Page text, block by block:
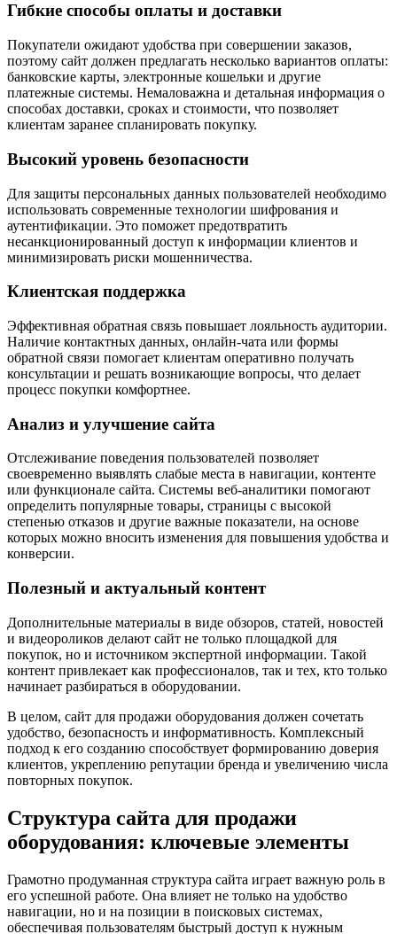
Гибкие способы оплаты и доставки
Покупатели ожидают удобства при совершении заказов,
поэтому сайт должен предлагать несколько вариантов оплаты:
банковские карты, электронные кошельки и другие
платежные системы. Немаловажна и детальная информация о
способах доставки, сроках и стоимости, что позволяет
клиентам заранее спланировать покупку.
Высокий уровень безопасности
Для защиты персональных данных пользователей необходимо
использовать современные технологии шифрования и
аутентификации. Это поможет предотвратить
несанкционированный доступ к информации клиентов и
минимизировать риски мошенничества.
Клиентская поддержка
Эффективная обратная связь повышает лояльность аудитории.
Наличие контактных данных, онлайн-чата или формы
обратной связи помогает клиентам оперативно получать
консультации и решать возникающие вопросы, что делает
процесс покупки комфортнее.
Анализ и улучшение сайта
Отслеживание поведения пользователей позволяет
своевременно выявлять слабые места в навигации, контенте
или функционале сайта. Системы веб-аналитики помогают
определить популярные товары, страницы с высокой
степенью отказов и другие важные показатели, на основе
которых можно вносить изменения для повышения удобства и
конверсии.
Полезный и актуальный контент
Дополнительные материалы в виде обзоров, статей, новостей
и видеороликов делают сайт не только площадкой для
покупок, но и источником экспертной информации. Такой
контент привлекает как профессионалов, так и тех, кто только
начинает разбираться в оборудовании.
В целом, сайт для продажи оборудования должен сочетать
удобство, безопасность и информативность. Комплексный
подход к его созданию способствует формированию доверия
клиентов, укреплению репутации бренда и увеличению числа
повторных покупок.
Структура сайта для продажи
оборудования: ключевые элементы
Грамотно продуманная структура сайта играет важную роль в
его успешной работе. Она влияет не только на удобство
навигации, но и на позиции в поисковых системах,
обеспечивая пользователям быстрый доступ к нужным